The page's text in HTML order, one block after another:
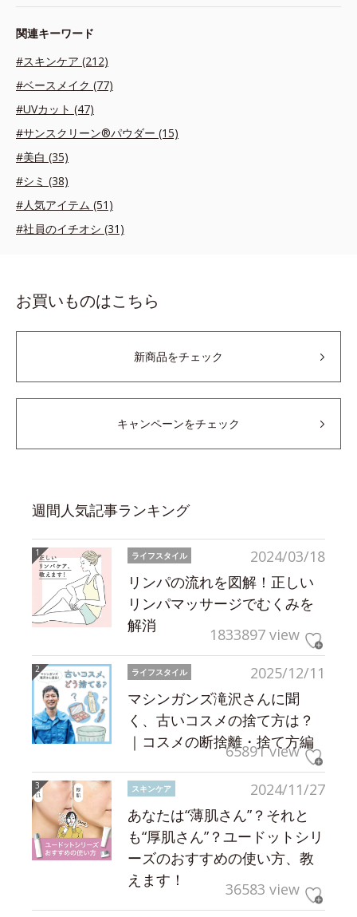
関連キーワード
#スキンケア (212)
#ベースメイク (77)
#UVカット (47)
#サンスクリーン®パウダー (15)
#美白 (35)
#シミ (38)
#人気アイテム (51)
#社員のイチオシ (31)
お買いものはこちら
新商品をチェック
キャンペーンをチェック
週間人気記事ランキング
2024/03/18
ライフスタイル
リンパの流れを図解！正しい
リンパマッサージでむくみを
解消
1833897 view
2025/12/11
ライフスタイル
マシンガンズ滝沢さんに聞
く、古いコスメの捨て方は？
｜コスメの断捨離・捨て方編
65891 view
2024/11/27
スキンケア
あなたは“薄肌さん”？それと
も“厚肌さん”？ユードットシリ
ーズのおすすめの使い方、教
えます！
36583 view